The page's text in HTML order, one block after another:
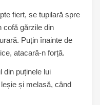
fiert, se tupilară spre
cofă gărzile din
Puțin înainte de
atacară-n forță.
din puținele lui
și melasă, când